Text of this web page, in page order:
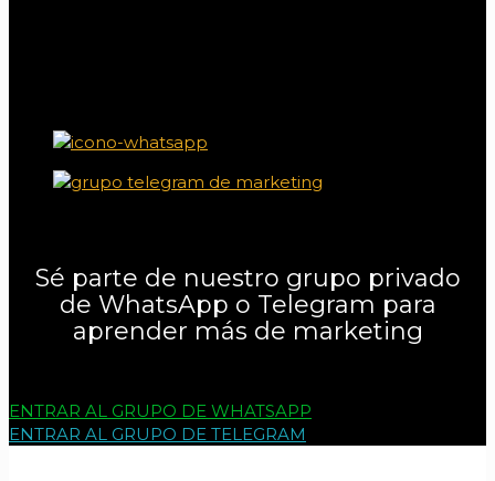
Sé parte de nuestro grupo privado
de WhatsApp o Telegram para
aprender más de marketing
ENTRAR AL GRUPO DE WHATSAPP
ENTRAR AL GRUPO DE TELEGRAM